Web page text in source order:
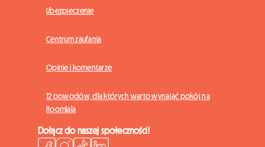
Ubezpieczenie
Centrum zaufania
Opinie i komentarze
12 powodów, dla których warto wynająć pokój na
Roomlala
Dołącz do naszej społeczności!